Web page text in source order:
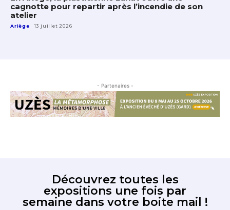
cagnotte pour repartir après l’incendie de son
atelier
Ariège 13 juillet 2026
- Partenaires -
Découvrez toutes les
expositions une fois par
semaine dans votre boite mail !